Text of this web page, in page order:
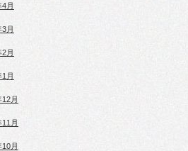
月
月
月
月
月
月
月